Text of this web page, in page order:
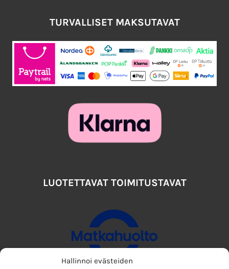
Hallinnoi evästeiden
TURVALLISET MAKSUTAVAT
LUOTETTAVAT TOIMITUSTAVAT